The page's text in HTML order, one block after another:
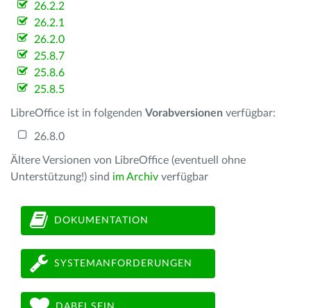
26.2.2
26.2.1
26.2.0
25.8.7
25.8.6
25.8.5
LibreOffice ist in folgenden Vorabversionen verfügbar:
26.8.0
Ältere Versionen von LibreOffice (eventuell ohne
Unterstützung!) sind im Archiv verfügbar
DOKUMENTATION
SYSTEMANFORDERUNGEN